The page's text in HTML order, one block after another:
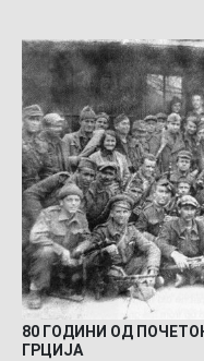
80 ГОДИНИ ОД
ГРЦИЈА